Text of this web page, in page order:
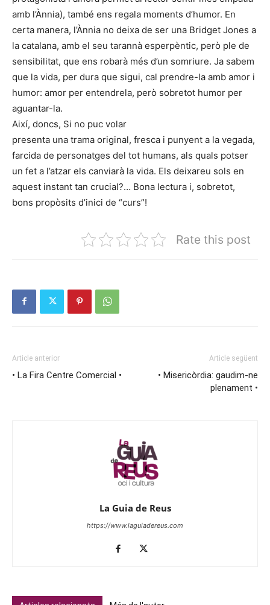
amb l’Ànnia), també ens regala moments d’humor. En
certa manera, l’Ànnia no deixa de ser una Bridget Jones a
la catalana, amb el seu tarannà esperpèntic, però ple de
sensibilitat, que ens robarà més d’un somriure. Ja sabem
que la vida, per dura que sigui, cal prendre-la amb amor i
humor: amor per entendrela, però sobretot humor per
aguantar-la.
Així, doncs, Si no puc volar
presenta una trama original, fresca i punyent a la vegada,
farcida de personatges del tot humans, als quals potser
un fet a l’atzar els canviarà la vida. Els deixareu sols en
aquest instant tan crucial?… Bona lectura i, sobretot,
bons propòsits d’inici de “curs”!
Rate this post
Article anterior
• La Fira Centre Comercial •
Article següent
• Misericòrdia: gaudim-ne
plenament •
La Guia de Reus
https://www.laguiadereus.com